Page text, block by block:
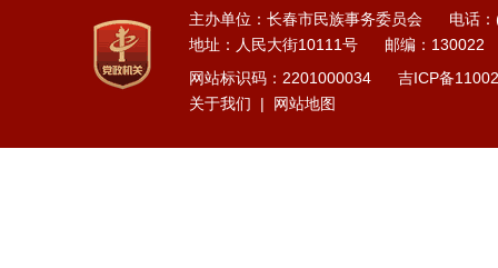
主办单位：长春市民族事务委员会
电话
地址：人民大街10111号
邮编：130022
网站标识码：2201000034
吉ICP备
关于我们 | 网站地图